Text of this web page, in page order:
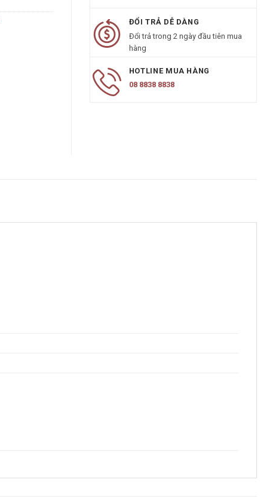
ĐỔI TRẢ DỄ DÀNG
Đổi trả trong 2 ngày đầu tiên mua
hàng
HOTLINE MUA HÀNG
08 8838 8838